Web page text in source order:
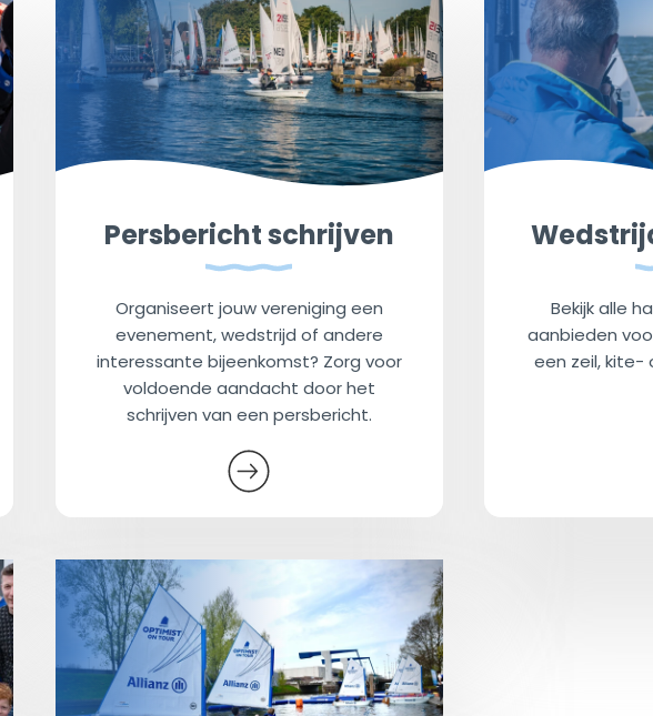
Persbericht schrijven
Organiseert jouw vereniging een
evenement, wedstrijd of andere
interessante bijeenkomst? Zorg voor
voldoende aandacht door het
schrijven van een persbericht.
Bekijk alle
aanbieden
een zeil, kite-